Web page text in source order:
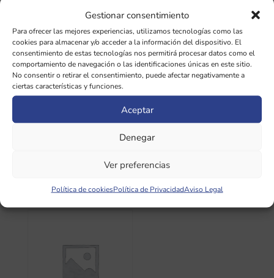
Gestionar consentimiento
Para ofrecer las mejores experiencias, utilizamos tecnologías como las
cookies para almacenar y/o acceder a la información del dispositivo. El
consentimiento de estas tecnologías nos permitirá procesar datos como el
comportamiento de navegación o las identificaciones únicas en este sitio.
No consentir o retirar el consentimiento, puede afectar negativamente a
ciertas características y funciones.
Aceptar
Denegar
Ver preferencias
Política de cookiesPolítica de PrivacidadAviso Legal
Banderola de
Individual M
Medicina del Om
Guru Chenrezig
Caballo Verde